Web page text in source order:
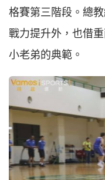
格賽第三階段。總
戰力提升外，也借
小老弟的典範。